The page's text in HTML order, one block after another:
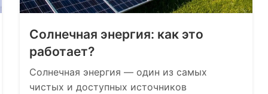
Солнечная энергия: как это
работает?
Солнечная энергия — один из самых
чистых и доступных источников